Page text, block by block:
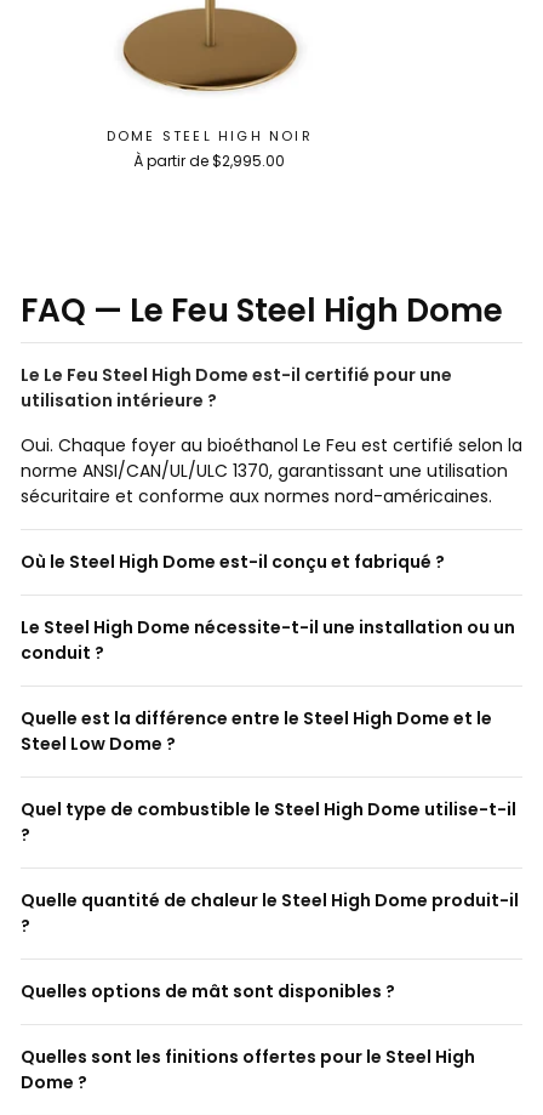
DOME STEEL HIGH NOIR
À partir de $2,995.00
FAQ — Le Feu Steel High Dome
Le Le Feu Steel High Dome est-il certifié pour une
utilisation intérieure ?
Oui. Chaque foyer au bioéthanol Le Feu est certifié selon la
norme ANSI/CAN/UL/ULC 1370, garantissant une utilisation
sécuritaire et conforme aux normes nord-américaines.
Où le Steel High Dome est-il conçu et fabriqué ?
Le Steel High Dome nécessite-t-il une installation ou un
conduit ?
Quelle est la différence entre le Steel High Dome et le
Steel Low Dome ?
Quel type de combustible le Steel High Dome utilise-t-il
?
Quelle quantité de chaleur le Steel High Dome produit-il
?
Quelles options de mât sont disponibles ?
Quelles sont les finitions offertes pour le Steel High
Dome ?